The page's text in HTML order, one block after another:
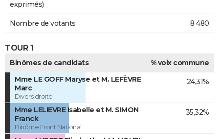
exprimés)
Nombre de votants 8 480
TOUR 1
Binômes de candidats
% voix commune
Mme LE GOFF Maryse et M. LEFÈVRE
Marc
Divers droite
24,31%
Mme LELIEVRE Isabelle et M. SIMON
Franck
Binôme Front National
35,32%